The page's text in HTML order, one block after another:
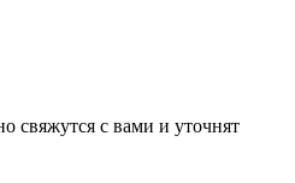
свяжутся с вами и уточнят